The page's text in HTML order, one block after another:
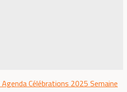
AgendaCélébrations 2025 Semaine